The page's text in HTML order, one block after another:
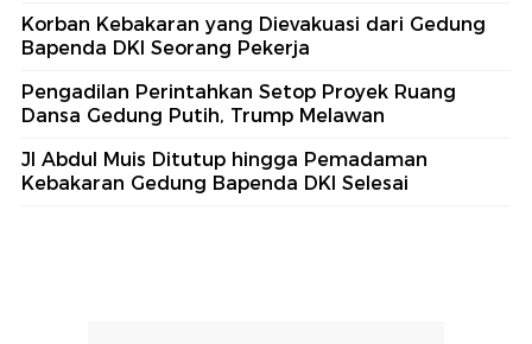
Korban Kebakaran yang Dievakuasi dari Gedung
Bapenda DKI Seorang Pekerja
Pengadilan Perintahkan Setop Proyek Ruang
Dansa Gedung Putih, Trump Melawan
Jl Abdul Muis Ditutup hingga Pemadaman
Kebakaran Gedung Bapenda DKI Selesai